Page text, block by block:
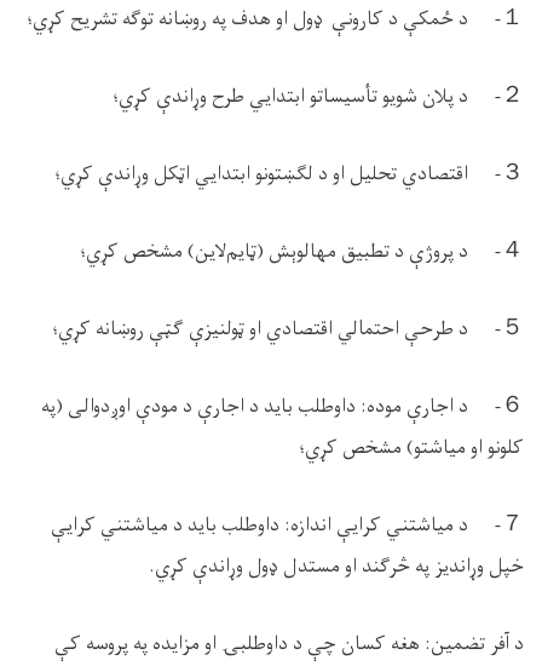
１- د ځمکې د کارونې ډول او هدف په روښانه توګه تشریح کړي؛
２- د پلان شویو تأسیساتو ابتدایي طرح وړاندې کړي؛
３- اقتصادي تحلیل او د لګښتونو ابتدایي اټکل وړاندې کړي؛
４- د پروژې د تطبیق مهالوېش (ټایم‌لاین) مشخص کړي؛
５- د طرحې احتمالي اقتصادي او ټولنیزې ګټې روښانه کړي؛
６- د اجارې موده: داوطلب باید د اجارې د مودې اوږدوالی (په
کلونو او میاشتو) مشخص کړي؛
７- د میاشتني کرایې اندازه: داوطلب باید د میاشتني کرایې
خپل وړاندیز په څرګند او مستدل ډول وړاندې کړي.
د آفر تضمین: هغه کسان چې د داوطلبۍ او مزایده په پروسه کې